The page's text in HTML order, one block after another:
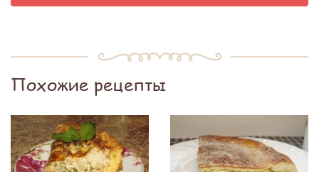
Похожие рецепты